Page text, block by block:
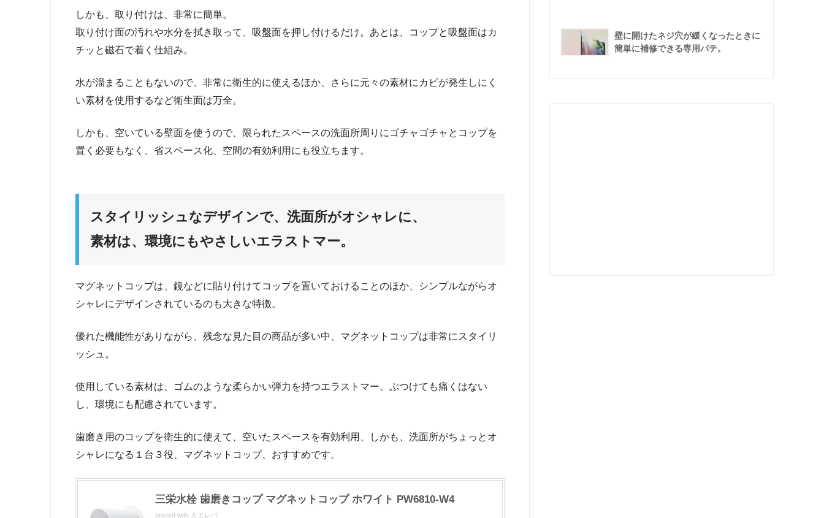
しかも、取り付けは、非常に簡単。
取り付け面の汚れや水分を拭き取って、吸盤面を押し付けるだけ。あとは、コップと吸盤面はカ
チッと磁石で着く仕組み。
水が溜まることもないので、非常に衛生的に使えるほか、さらに元々の素材にカビが発生しにく
い素材を使用するなど衛生面は万全。
しかも、空いている壁面を使うので、限られたスペースの洗面所周りにゴチャゴチャとコップを
置く必要もなく、省スペース化、空間の有効利用にも役立ちます。
スタイリッシュなデザインで、洗面所がオシャレに、
素材は、環境にもやさしいエラストマー。
マグネットコップは、鏡などに貼り付けてコップを置いておけることのほか、シンプルながらオ
シャレにデザインされているのも大きな特徴。
優れた機能性がありながら、残念な見た目の商品が多い中、マグネットコップは非常にスタイリ
ッシュ。
使用している素材は、ゴムのような柔らかい弾力を持つエラストマー。ぶつけても痛くはない
し、環境にも配慮されています。
歯磨き用のコップを衛生的に使えて、空いたスペースを有効利用、しかも、洗面所がちょっとオ
シャレになる１台３役、マグネットコップ、おすすめです。
三栄水栓 歯磨きコップ マグネットコップ ホワイト PW6810-W4
posted with カエレバ
壁に開けたネジ穴が緩くなったときに
簡単に補修できる専用パテ。